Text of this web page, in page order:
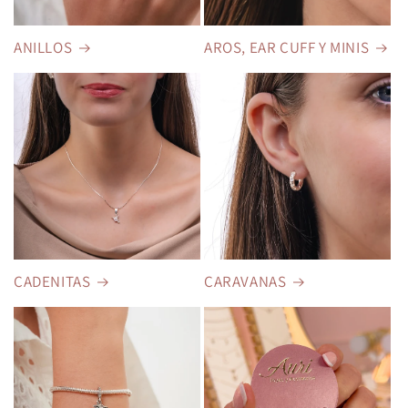
ANILLOS AROS, EAR CUFF Y MINIS
CADENITAS CARAVANAS